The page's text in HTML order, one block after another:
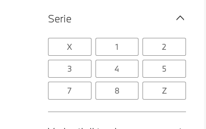
Serie
X 1 2
3 4 5
7 8 Z